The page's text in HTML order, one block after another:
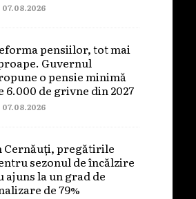
07.08.2026
pensiilor, tot mai
Guvernul
o pensie minimă
6.000 de grivne din 2027
07.08.2026
Cernăuți, pregătirile
sezonul de încălzire
ajuns la un grad de
de 79%